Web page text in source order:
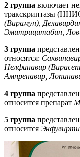
2 группа включает
тракскриптазы
(Вирамун),
Эмитрицитабин,
3 группа
относятся:
Нелфинавир
Ампренавир,
4 группа
относится препарат
5 группа
относится